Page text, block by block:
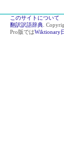
このサイトについて
翻訳訳語辞典 .
Pro版ではWiktionary